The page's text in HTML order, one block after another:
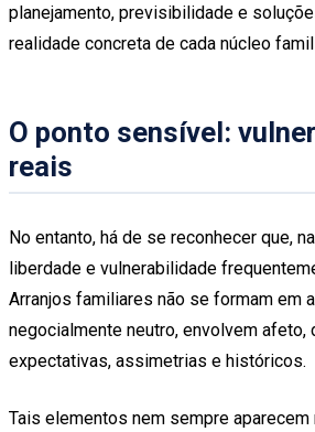
planejamento, previsibilidade e
realidade concreta de cada núcleo
O ponto sensível:
reais
No entanto, há de se reconhecer que,
liberdade e vulnerabilidade
Arranjos familiares não se formam em
negocialmente neutro, envolvem afeto,
expectativas, assimetrias e históricos.
Tais elementos nem sempre